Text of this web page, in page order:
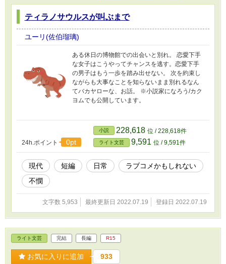
楽様に依頼して描いていただきました。 ※小説
家になろう、カクヨムにも公開しています。
ティラノサウルスが叫ぶまで
ユーリ(佐伯瑠璃)
ある休日の博物館での出会いと別れ。 恋愛下手
な女子はこうやってチャンスを逃す。恋愛下手
の男子はもう一歩を踏み出せない。 次を約束し
ながらも大事なことを知らないまま別れるなん
てバカヤローな、お話。 ※小説家になろう/カク
ヨムでも公開しています。
24h.ポイント 0pt
小説 228,618 位 / 228,618件
ライト文芸 9,591 位 / 9,591件
現代 短編 日常
ラブコメかもしれない
不憫
文字数 5,953 最終更新日 2022.07.19 登録日 2022.07.19
ライト文芸 完結 長編 R15
お気に入りに追加 933